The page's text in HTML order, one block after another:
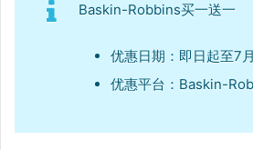
Baskin-Robbins买一送一
优惠日期：即日起至7
优惠平台：Baskin-